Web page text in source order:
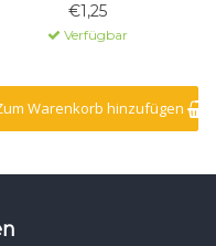
€1,25
Verfügbar
Warenkorb hinzufügen